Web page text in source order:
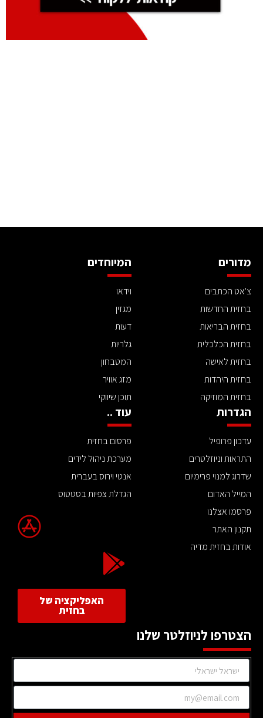
מדורים
צ'אט הכתבים
בחזית החדשות
בחזית הבריאות
בחזית הכלכלית
בחזית לאישה
בחזית היהדות
בחזית המוזיקה
המיוחדים
וידאו
מגזין
דעות
גלריות
המטבחון
מזג אוויר
תוכן שיווקי
הגדרות
עדכון פרופיל
התראות וניוזלטרים
שדרוג למנוי פרימיום
המייל האדום
פרסמו אצלנו
תקנון האתר
אודות בחזית מדיה
עוד ..
פרסום בחזית
מערכת ניהול לידים
אנטי וירוס בעברית
הגדלת צפיות בסטטוס
האפליקציה של
בחזית
הצטרפו לניוזלטר שלנו